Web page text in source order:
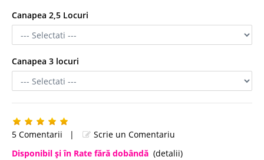
Canapea 2,5 Locuri
Canapea 3 locuri
5 Comentarii |
Scrie un Comentariu
Disponibil şi în Rate fără dobândă (detalii)